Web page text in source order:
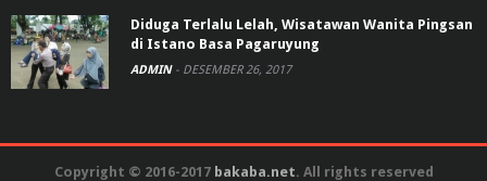
Diduga Terlalu Lelah, Wisatawan Wanita Pingsan
di Istano Basa Pagaruyung
ADMIN - DESEMBER 26, 2017
Copyright © 2016-2017 bakaba.net. All rights reserved